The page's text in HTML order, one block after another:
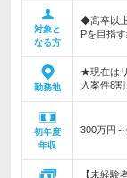
対象と
なる方
◆高卒以
Pを目指
勤務地
★現在は
入案件8
初年度
年収
300万円
【未経験